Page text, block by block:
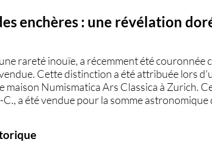
enchères : une révélation
rareté inouïe, a récemment été couronnée
Cette distinction a été attribuée lors
maison Numismatica Ars Classica à Zurich.
C., a été vendue pour la somme